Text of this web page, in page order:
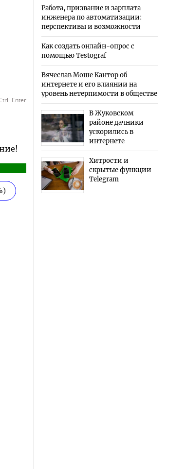
Работа, призвание и зарплата
инженера по автоматизации:
перспективы и возможности
Как создать онлайн-опрос с
помощью Testograf
Вячеслав Моше Кантор об
интернете и его влиянии на
уровень нетерпимости в обществе
В Жуковском
районе дачники
ускорились в
интернете
Хитрости и
скрытые функции
Telegram